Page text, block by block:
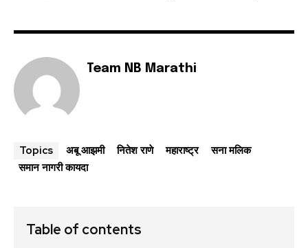
Team NB Marathi
Topics अबू आझमी नितेश राणे महाराष्ट्र
सना मलिक
समान नागरी कायदा
Table of contents